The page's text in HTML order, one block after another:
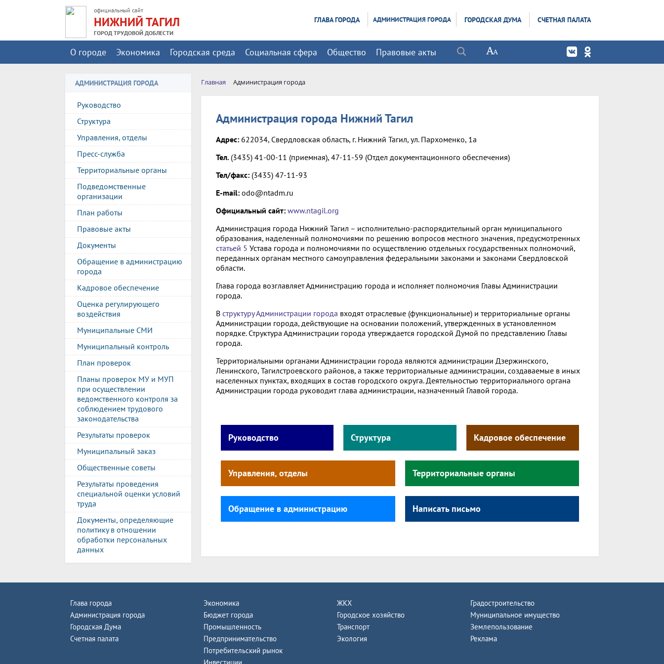
официальный сайт
НИЖНИЙ ТАГИЛ
ГОРОД ТРУДОВОЙ ДОБЛЕСТИ
ГЛАВА ГОРОДА АДМИНИСТРАЦИЯ ГОРОДА ГОРОДСКАЯ ДУМА СЧЕТНАЯ ПАЛАТА
О городе Экономика Городская среда Социальная сфера Общество Правовые акты
АДМИНИСТРАЦИЯ ГОРОДА
Руководство
Структура
Управления, отделы
Пресс-служба
Территориальные органы
Подведомственные
организации
План работы
Правовые акты
Документы
Обращение в администрацию
города
Кадровое обеспечение
Оценка регулирующего
воздействия
Муниципальные СМИ
Муниципальный контроль
План проверок
Планы проверок МУ и МУП
при осуществлении
ведомственного контроля за
соблюдением трудового
законодательства
Результаты проверок
Муниципальный заказ
Общественные советы
Результаты проведения
специальной оценки условий
труда
Документы, определяющие
политику в отношении
обработки персональных
данных
Главная Администрация города
Администрация города Нижний Тагил
Адрес: 622034, Свердловская область, г. Нижний Тагил, ул. Пархоменко, 1а
Тел. (3435) 41-00-11 (приемная), 47-11-59 (Отдел документационного обеспечения)
Тел/факс: (3435) 47-11-93
E-mail: odo@ntadm.ru
Официальный сайт: www.ntagil.org
Администрация города Нижний Тагил – исполнительно-распорядительный орган муниципального
образования, наделенный полномочиями по решению вопросов местного значения, предусмотренных
статьей 5 Устава города и полномочиями по осуществлению отдельных государственных полномочий,
переданных органам местного самоуправления федеральными законами и законами Свердловской
области.
Глава города возглавляет Администрацию города и исполняет полномочия Главы Администрации
города.
В структуру Администрации города входят отраслевые (функциональные) и территориальные органы
Администрации города, действующие на основании положений, утвержденных в установленном
порядке. Структура Администрации города утверждается городской Думой по представлению Главы
города.
Территориальными органами Администрации города являются администрации Дзержинского,
Ленинского, Тагилстроевского районов, а также территориальные администрации, создаваемые в иных
населенных пунктах, входящих в состав городского округа. Деятельностью территориального органа
Администрации города руководит глава администрации, назначенный Главой города.
Руководство Структура Кадровое обеспечение
Управления, отделы Территориальные органы
Обращение в администрацию Написать письмо
Глава города
Администрация города
Городская Дума
Счетная палата
Экономика
Бюджет города
Промышленность
Предпринимательство
Потребительский рынок
ЖКХ
Городское хозяйство
Транспорт
Экология
Градостроительство
Муниципальное имущество
Землепользование
Реклама